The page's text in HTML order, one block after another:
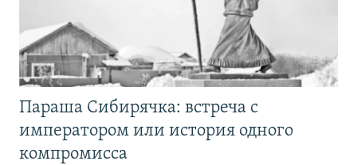
Параша Сибирячка: встреча с
императором или история одного
компромисса